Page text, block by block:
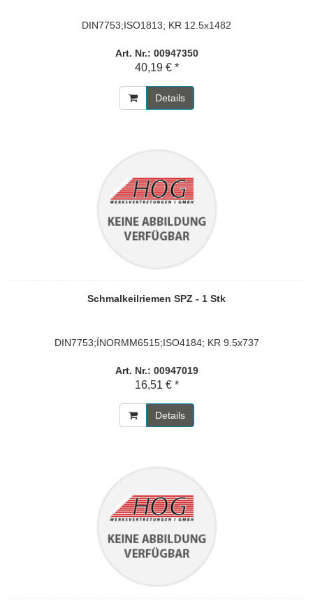
DIN7753;ISO1813; KR 12.5x1482
Art. Nr.: 00947350
40,19 € *
Details
Schmalkeilriemen SPZ - 1 Stk
DIN7753;ÍNORMM6515;ISO4184; KR 9.5x737
Art. Nr.: 00947019
16,51 € *
Details